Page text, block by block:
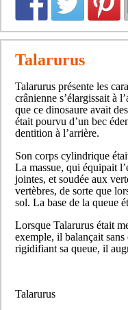
Talarurus
Talarurus présente les
crânienne s’élargissait à
que ce dinosaure avait
était pourvu d’un bec
dentition à l’arrière.
Son corps cylindrique
La massue, qui équipait
jointes, et soudée aux
vertèbres, de sorte que
sol. La base de la queue
Lorsque Talarurus était
exemple, il balançait
rigidifiant sa queue, il
Talarurus